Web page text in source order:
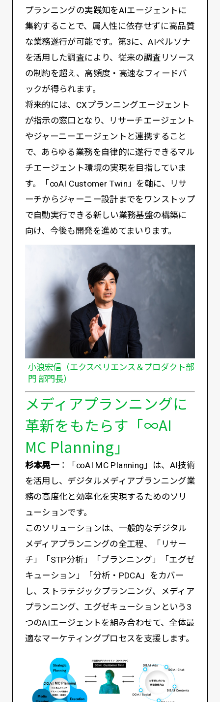
プランニングの実践知をAIエージェントに
集約することで、属人性に依存せずに高品質
な業務遂行が可能です。第3に、AIペルソナ
を活用した調査により、従来の調査リソース
の制約を超え、高頻度・高速なフィードバ
ックが得られます。
将来的には、CXプランニングエージェント
が指示の窓口となり、リサーチエージェント
やジャーニーエージェントと連携すること
で、あらゆる業務を自律的に遂行できるマル
チエージェント環境の実現を目指していま
す。「∞AI Customer Twin」を軸に、リサ
ーチからジャーニー設計までをワンストップ
で自動実行できる新しい業務基盤の構築に
向け、今後も開発を進めてまいります。
小浪宏信（エクスペリエンス＆プロダクト部
門 部門長）
メディアプランニングに
革新をもたらす「∞AI
MC Planning」
杉本晃一：「∞AI MC Planning」は、AI技術
を活用し、デジタルメディアプランニング業
務の高度化と効率化を実現するためのソリ
ューションです。
このソリューションは、一般的なデジタル
メディアプランニングの全工程、「リサー
チ」「STP分析」「プランニング」「エグゼ
キューション」「分析・PDCA」をカバー
し、ストラテジックプランニング、メディア
プランニング、エグゼキューションという3
つのAIエージェントを組み合わせて、全体最
適なマーケティングプロセスを支援します。